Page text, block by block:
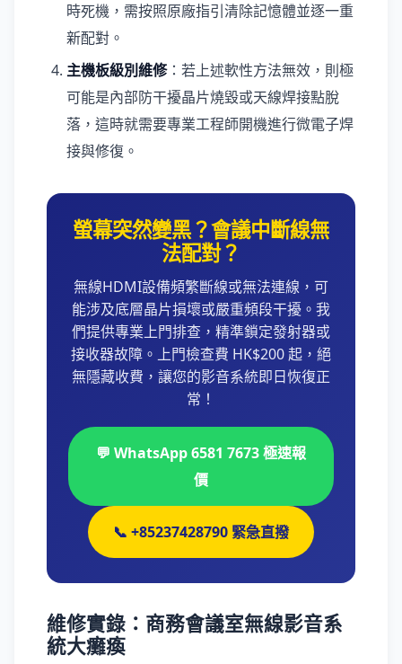
時死機，需按照原廠指引清除記憶體並逐一重
新配對。
主機板級別維修：若上述軟性方法無效，則極
可能是內部防干擾晶片燒毀或天線焊接點脫
落，這時就需要專業工程師開機進行微電子焊
接與修復。
螢幕突然變黑？會議中斷線無
法配對？
無線HDMI設備頻繁斷線或無法連線，可
能涉及底層晶片損壞或嚴重頻段干擾。我
們提供專業上門排查，精準鎖定發射器或
接收器故障。上門檢查費 HK$200 起，絕
無隱藏收費，讓您的影音系統即日恢復正
常！
💬 WhatsApp 6581 7673 極速報
價
📞 +85237428790 緊急直撥
維修實錄：商務會議室無線影音系
統大癱瘓